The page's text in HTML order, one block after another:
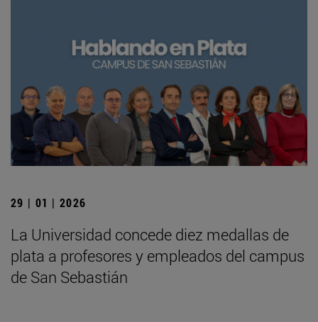
29 | 01 | 2026
La Universidad concede diez medallas de
plata a profesores y empleados del campus
de San Sebastián